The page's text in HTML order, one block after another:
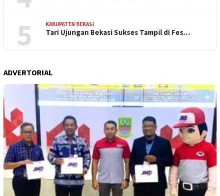
5 KABUPATEN BEKASI
Tari Ujungan Bekasi Sukses Tampil di Fes…
ADVERTORIAL